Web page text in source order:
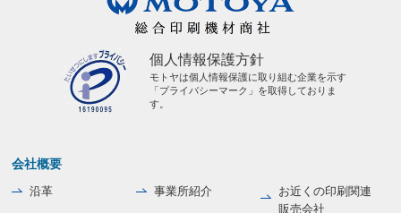
個人情報保護方針
モトヤは個人情報保護に取り組む企業を示す
「プライバシーマーク」を取得しておりま
す。
会社概要
沿革 事業所紹介
お近くの印刷関連
販売会社